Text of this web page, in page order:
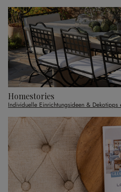
Homestories
Individuelle Einrichtungsideen & Dekotipps